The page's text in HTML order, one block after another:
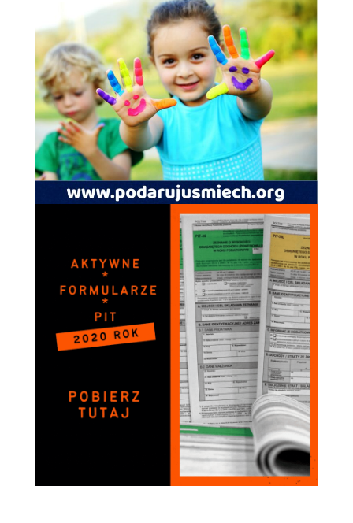
najlepiej podczas
twojego przejścia
na nią. Jeśli
odrzucisz te pliki
cookie, niektóre
funkcje znikną
ze strony
internetowej.
Marketing
Udostępniając
swoje
zainteresowania i
zachowania
podczas
odwiedzania naszej
strony, zwiększasz
szansę na
zobaczenie
spersonalizowanych
treści i ofert.